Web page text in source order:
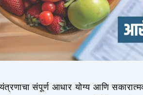
संपूर्ण आधार योग्य आणि